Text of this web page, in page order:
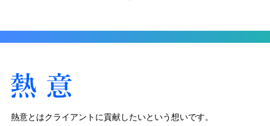
熱意とはクライアントに貢献したいという想いです。